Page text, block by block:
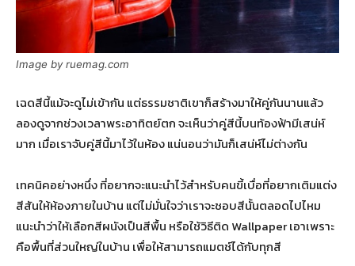
Image by ruemag.com
เฉดสีนี้แม้จะดูไม่เข้ากัน แต่ธรรมชาติเขาก็สร้างมาให้คู่กันนานแล้ว
ลองดูจากช่วงเวลาพระอาทิตย์ตก จะเห็นว่าคู่สีนี้บนท้องฟ้ามีเสน่ห์
มาก เมื่อเราจับคู่สีนี้มาไว้ในห้อง แน่นอนว่ามันก็เสน่ห์ไม่ต่างกัน
เทคนิคอย่างหนึ่ง ที่อยากจะแนะนำไว้สำหรับคนขี้เบื่อที่อยากเติมแต่ง
สีสันให้ห้องภายในบ้าน แต่ไม่มั่นใจว่าเราจะชอบสีนั้นตลอดไปไหม
แนะนำว่าให้เลือกสีผนังเป็นสีพื้น หรือใช้วิธีติด Wallpaper เอาเพราะ
คือพื้นที่ส่วนใหญ่ในบ้าน เพื่อให้สามารถแมตช์ได้กับทุกสี